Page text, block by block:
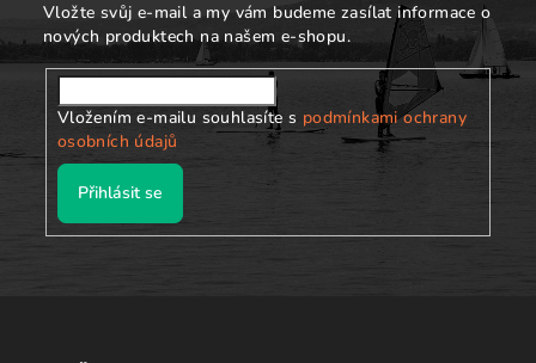
Vložte svůj e-mail a my vám budeme zasílat informace o
nových produktech na našem e-shopu.
Vložením e-mailu souhlasíte s podmínkami ochrany
osobních údajů
Přihlásit se